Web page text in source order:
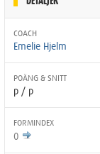
COACH
Emelie Hjelm
POÄNG & SNITT
p / p
FORMINDEX
0